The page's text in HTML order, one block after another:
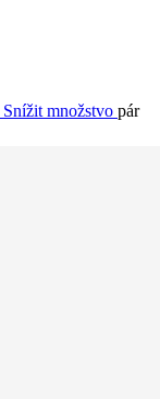
Snížit množstvo pár